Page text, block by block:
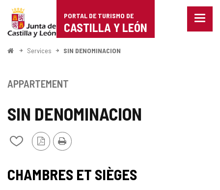
Portal
de
Turismo
Castilla
León
PORTAL DE TURISMO DE
CASTILLA Y LEÓN
Menu
<
Services SIN DENOMINACION
SIN DENOMINACION
Ajouter/retirer
de
cahiers
Version
PDF
Imprimer
APPARTEMENT
CHAMBRES ET SIÈGES